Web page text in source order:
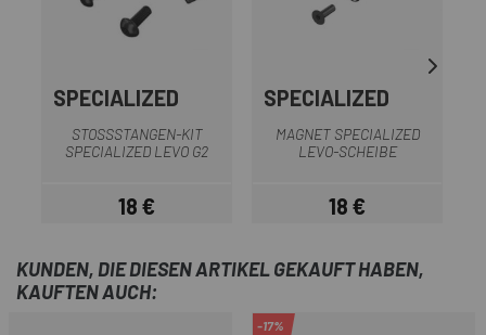
SPECIALIZED
STOSSSTANGEN-KIT S
PECIALIZED LEVO G2
Preis
18 €
SPECIALIZED
MAGNET SPECIALIZED
LEVO-SCHEIBE
Preis
18 €
KUNDEN, DIE DIESEN ARTIKEL GEKAUFT HABEN,
KAUFTEN AUCH:
-17%